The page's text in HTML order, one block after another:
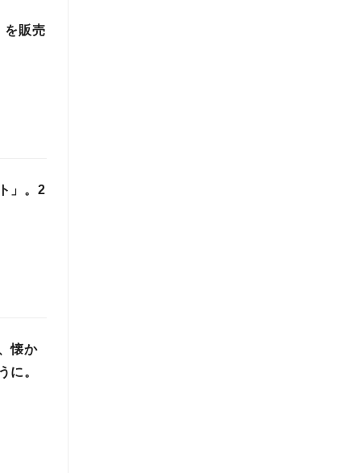
を販売
」。2
懐か
に。